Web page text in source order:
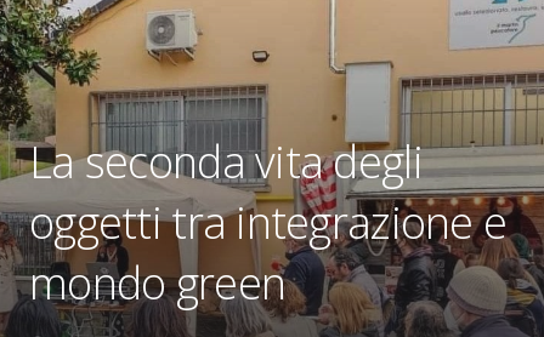
La seconda vita degli
oggetti tra integrazione e
mondo green